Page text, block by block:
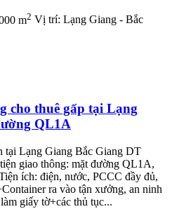
m2 Vị trí: Lạng Giang - Bắc
cho thuê gấp tại Lạng
QL1A
tại Lạng Giang Bắc Giang DT
giao thông: mặt đường QL1A,
ích: điện, nước, PCCC đầy đủ,
ra vào tận xưởng, an ninh
giấy tờ+các thủ tục...